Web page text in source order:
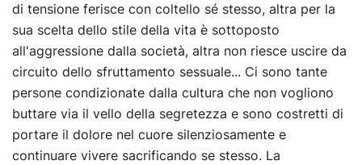
di tensione ferisce con coltello sé stesso, altra per la
sua scelta dello stile della vita è sottoposto
all'aggressione dalla società, altra non riesce uscire da
circuito dello sfruttamento sessuale... Ci sono tante
persone condizionate dalla cultura che non vogliono
buttare via il vello della segretezza e sono costretti di
portare il dolore nel cuore silenziosamente e
continuare vivere sacrificando se stesso. La